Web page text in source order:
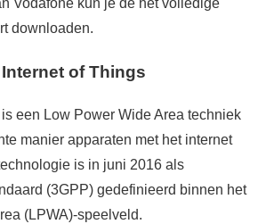
Vodafone kun je de het volledige
downloaden.
of Things
een Low Power Wide Area techniek
manier apparaten met het internet
is in juni 2016 als
(3GPP) gedefinieerd binnen het
(LPWA)-speelveld.